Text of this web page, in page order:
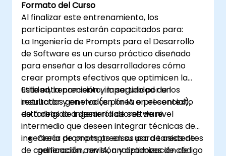
Formato del Curso
Al finalizar este entrenamiento, los
participantes estarán capacitados para:
La Ingeniería de Prompts para el Desarrollo
de Software es un curso práctico diseñado
para enseñar a los desarrolladores cómo
crear prompts efectivos que optimicen la
utilidad, la precisión y la seguridad de los
resultados generados por IA en el contexto
de tareas de ingeniería de software.
Este entrenamiento, impartido por un
instructor y en vivo (en línea o presencial),
está dirigido a desarrolladores de nivel
intermedio que deseen integrar técnicas de
ingeniería de prompts en su uso de asistentes
de codificación con IA, analizadores de código
Crear prompts precisos para tareas de
generación, revisión y optimización de